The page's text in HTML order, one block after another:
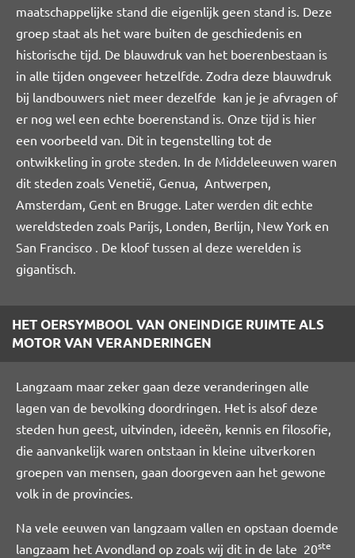
maatschappelijke stand die eigenlijk geen stand is. Deze
groep staat als het ware buiten de geschiedenis en
historische tijd. De blauwdruk van het boerenbestaan is
in alle tijden ongeveer hetzelfde. Zodra deze blauwdruk
bij landbouwers niet meer dezelfde kan je je afvragen of
er nog wel een echte boerenstand is. Onze tijd is hier
een voorbeeld van. Dit in tegenstelling tot de
ontwikkeling in grote steden. In de Middeleeuwen waren
dit steden zoals Venetië, Genua, Antwerpen,
Amsterdam, Gent en Brugge. Later werden dit echte
wereldsteden zoals Parijs, Londen, Berlijn, New York en
San Francisco . De kloof tussen al deze werelden is
gigantisch.
HET OERSYMBOOL VAN ONEINDIGE RUIMTE ALS
MOTOR VAN VERANDERINGEN
Langzaam maar zeker gaan deze veranderingen alle
lagen van de bevolking doordringen. Het is alsof deze
steden hun geest, uitvinden, ideeën, kennis en filosofie,
die aanvankelijk waren ontstaan in kleine uitverkoren
groepen van mensen, gaan doorgeven aan het gewone
volk in de provincies.
Na vele eeuwen van langzaam vallen en opstaan doemde
langzaam het Avondland op zoals wij dit in de late 20ste